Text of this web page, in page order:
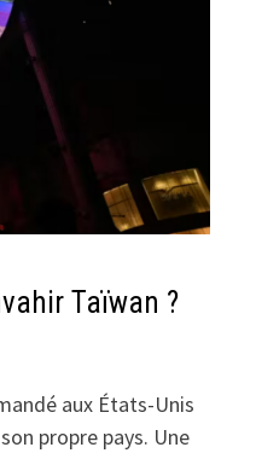
Taïwan ?
aux États-Unis
propre pays. Une